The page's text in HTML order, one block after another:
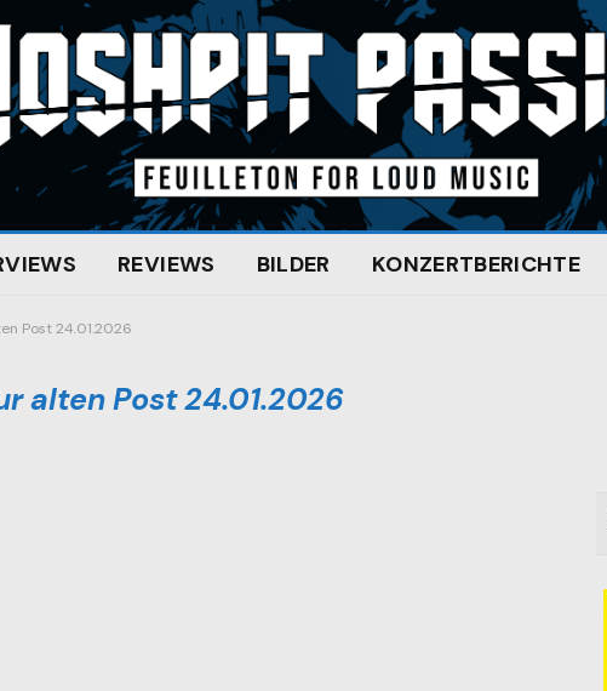
REVIEWS BILDER KONZERTBERICHTE
Post 24.01.2026
alten Post 24.01.2026